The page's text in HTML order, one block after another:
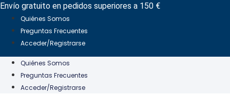
Ir
contenido
Envío gratuito en pedidos superiores a 150 €
Quiénes Somos
Preguntas Frecuentes
Acceder/Registrarse
Quiénes Somos
Preguntas Frecuentes
Acceder/Registrarse